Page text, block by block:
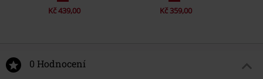
Kč 439,00 Kč 359,00
0 Hodnocení